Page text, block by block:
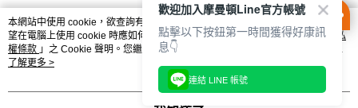
熱門標籤
本網站中使用 cookie，欲查詢有關本網站使用 cookie 方式之詳情，及若您不希
望在電腦上使用 cookie 時應如何變更電腦的 cookie 設定，請參閱本網站「
隱私
權條款 」之 Cookie 聲明。您繼續使用本網站即表示您同意本公司得按本網站使
用條款之 Cookie 聲明使用 cookie。
了解更多 >
歡迎加入摩曼頓Line官方帳號
點擊以下按鈕第一時間獲得好康訊
息👇
連結 LINE 帳號